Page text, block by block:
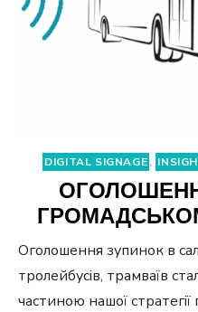
DIGITAL SIGNAGE,
Оголошення зупинок в
тролейбусів, трамваїв
частиною нашої